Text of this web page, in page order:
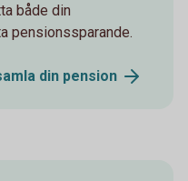
både din
pensionssparande.
din pension